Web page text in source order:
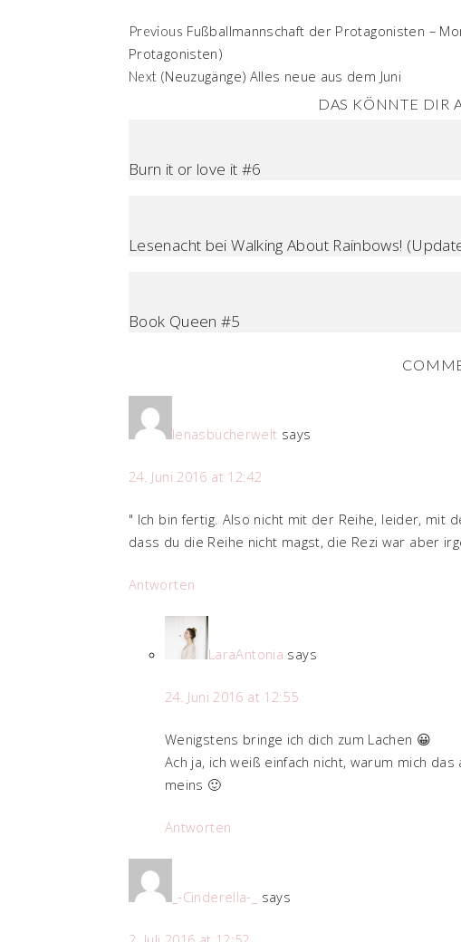
Previous Fußballmannschaft der Protagonisten –
Protagonisten)
Next (Neuzugänge) Alles neue aus dem Juni
DAS KÖNNTE DIR
Burn it or love it #6
Lesenacht bei Walking About Rainbows!
Book Queen #5
lenasbücherwelt says
24. Juni 2016 at 12:42
" Ich bin fertig. Also nicht mit der Reihe, leider, mit
dass du die Reihe nicht magst, die Rezi war aber
Antworten
LaraAntonia says
24. Juni 2016 at 12:55
Wenigstens bringe ich dich zum Lachen 😀
Ach ja, ich weiß einfach nicht, warum mich
meins 🙂
Antworten
_-Cinderella-_ says